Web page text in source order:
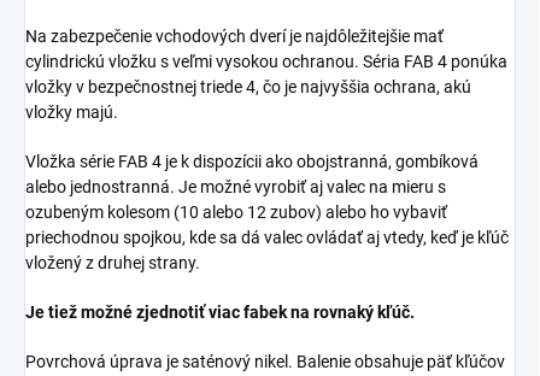
Na zabezpečenie vchodových dverí je najdôležitejšie mať
cylindrickú vložku s veľmi vysokou ochranou. Séria FAB 4 ponúka
vložky v bezpečnostnej triede 4, čo je najvyššia ochrana, akú
vložky majú.
Vložka série FAB 4 je k dispozícii ako obojstranná, gombíková
alebo jednostranná. Je možné vyrobiť aj valec na mieru s
ozubeným kolesom (10 alebo 12 zubov) alebo ho vybaviť
priechodnou spojkou, kde sa dá valec ovládať aj vtedy, keď je kľúč
vložený z druhej strany.
Je tiež možné zjednotiť viac fabek na rovnaký kľúč.
Povrchová úprava je saténový nikel. Balenie obsahuje päť kľúčov